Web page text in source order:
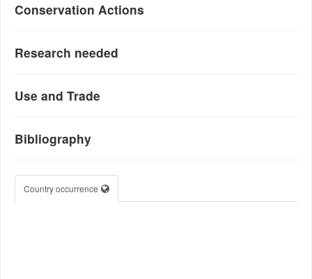
Conservation Actions
Research needed
Use and Trade
Bibliography
Country occurrence